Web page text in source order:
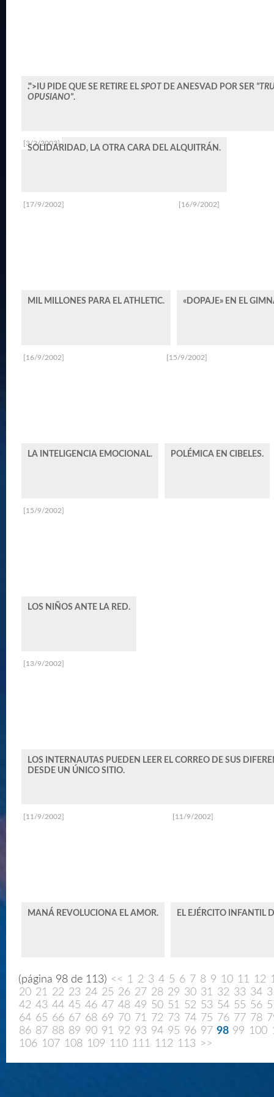
."> IU PIDE QUE SE RETIRE EL SPOT DE ANESVAD POR SER
OPUSIANO".
SOLIDARIDAD, LA OTRA CARA DEL ALQUITRÁN.
[3/2/2003]
MIL MILLONES PARA EL ATHLETIC.
[17/9/2002]
«DOPAJE» EN EL
[16/9/2002]
LA INTELIGENCIA EMOCIONAL.
[16/9/2002]
POLÉMICA EN CIBELES.
[15/9/2002]
LOS NIÑOS ANTE LA RED.
[15/9/2002]
LOS INTERNAUTAS PUEDEN LEER EL CORREO DE SUS
DESDE UN ÚNICO SITIO.
[13/9/2002]
MANÁ REVOLUCIONA EL AMOR.
[11/9/2002]
EL EJÉRCITO INFANTIL
[11/9/2002]
(página 98 de 113) << 1 2 3 4 5 6 7 8 9 10 11 12
20 21 22 23 24 25 26 27 28 29 30 31 32 33 34
42 43 44 45 46 47 48 49 50 51 52 53 54 55 56
64 65 66 67 68 69 70 71 72 73 74 75 76 77 78
86 87 88 89 90 91 92 93 94 95 96 97 98 99 100
106 107 108 109 110 111 112 113 >>